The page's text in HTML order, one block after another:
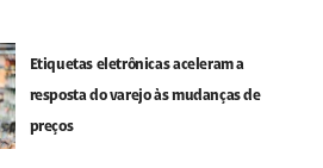
Etiquetas eletrônicas aceleram a
resposta do varejo às mudanças de
preços